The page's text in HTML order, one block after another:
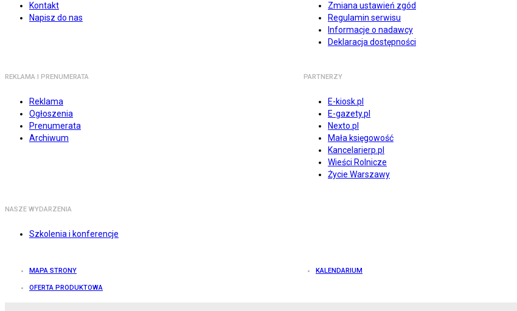
Kontakt
Napisz do nas
Zmiana ustawień zgód
Regulamin serwisu
Informacje o nadawcy
Deklaracja dostępności
REKLAMA I PRENUMERATA
Reklama
Ogłoszenia
Prenumerata
Archiwum
PARTNERZY
E-kiosk.pl
E-gazety.pl
Nexto.pl
Mała księgowość
Kancelarierp.pl
Wieści Rolnicze
Życie Warszawy
NASZE WYDARZENIA
Szkolenia i konferencje
MAPA STRONY KALENDARIUM
OFERTA PRODUKTOWA